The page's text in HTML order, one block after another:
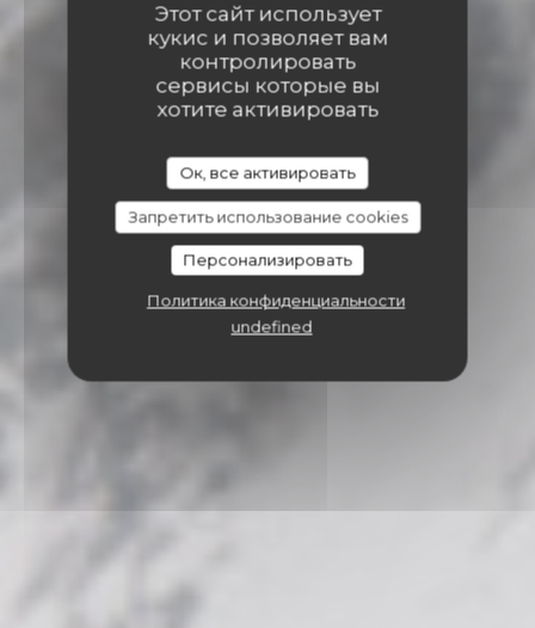
Этот сайт использует
кукис и позволяет вам
контролировать
сервисы которые вы
хотите активировать
Ок, все активировать
Запретить использование cookies
Персонализировать
Политика конфиденциальности
undefined